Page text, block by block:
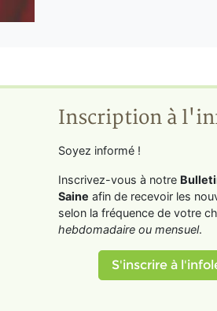
Inscription à
Soyez informé !
Inscrivez-vous à notre
Saine afin de recevoir les
selon la fréquence de votre
hebdomadaire ou mensuel.
S'inscrire à